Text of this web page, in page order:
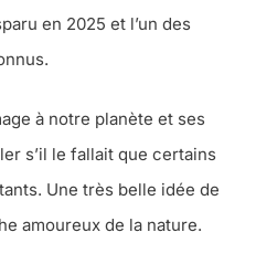
en 2025 et l’un des
à notre planète et ses
s’il le fallait que certains
Une très belle idée de
amoureux de la nature.